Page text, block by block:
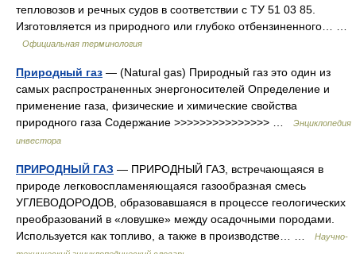
тепловозов и речных судов в соответствии с ТУ 51 03 85.
Изготовляется из природного или глубоко отбензиненного… …
Официальная терминология
Природный газ — (Natural gas) Природный газ это один из
самых распространенных энергоносителей Определение и
применение газа, физические и химические свойства
природного газа Содержание >>>>>>>>>>>>>>> …
Энциклопедия
инвестора
ПРИРОДНЫЙ ГАЗ — ПРИРОДНЫЙ ГАЗ, встречающаяся в
природе легковоспламеняющаяся газообразная смесь
УГЛЕВОДОРОДОВ, образовавшаяся в процессе геологических
преобразований в «ловушке» между осадочными породами.
Используется как топливо, а также в производстве… …
Научно-